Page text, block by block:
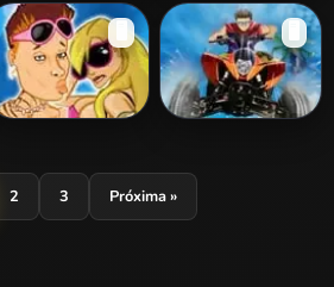
Swim Class
Venus Mcflytrap
Beach Barbie
Facial Makeover
2 3 Próxima »